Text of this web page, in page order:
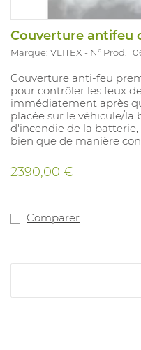
Couverture antifeu
Marque: VLITEX N° Prod.
Couverture anti-feu
pour contrôler les feux
immédiatement après
placée sur le véhicule/la
d'incendie de la
bien que de manière
production moindre de
couverture Premium
est équipée des oeillets
ramasser la couverture
Résistance à
2390,00 €
Comparer